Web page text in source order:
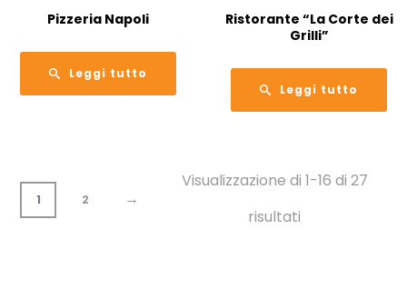
Pizzeria Napoli
Leggi tutto
Ristorante “La Corte dei
Grilli”
Leggi tutto
1 2 →
Visualizzazione di 1-16 di 27
risultati